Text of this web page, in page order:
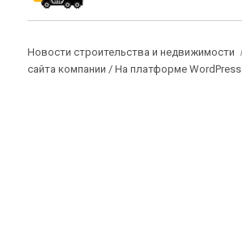
Новости строительства и недвижимости
сайта компании /На платформе WordPress